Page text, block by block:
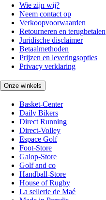
Wie zijn wij?
Neem contact op
Verkoopvoorwaarden
Retourneren en terugbetalen
Juridische disclaimer
Betaalmethoden
Prijzen en leveringsopties
Privacy verklaring
Onze winkels
Basket-Center
Daily Bikers
Direct Running
Direct-Volley
Espace Golf
Foot-Store
Galop-Store
Golf and co
Handball-Store
House of Rugby
La sellerie de Maé